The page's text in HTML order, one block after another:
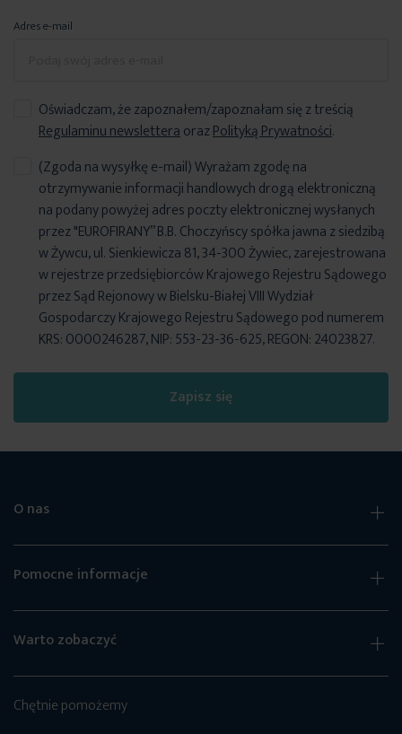
Adres e-mail
Oświadczam, że zapoznałem/zapoznałam się z treścią
Regulaminu newsletteraorazPolityką Prywatności.
Zapisz się
(Zgoda na wysyłkę e-mail) Wyrażam zgodę na
otrzymywanie informacji handlowych drogą elektroniczną
na podany powyżej adres poczty elektronicznej wysłanych
przez "EUROFIRANY” B.B. Choczyńscy spółka jawna z siedzibą
w Żywcu, ul. Sienkiewicza 81, 34-300 Żywiec, zarejestrowana
w rejestrze przedsiębiorców Krajowego Rejestru Sądowego
przez Sąd Rejonowy w Bielsku-Białej VIII Wydział
Gospodarczy Krajowego Rejestru Sądowego pod numerem
KRS: 0000246287, NIP: 553-23-36-625, REGON: 24023827.
O nas
Pomocne informacje
Warto zobaczyć
Chętnie pomożemy